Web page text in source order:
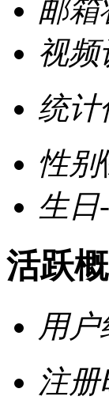
邮箱
视频
统计
性别
生日-
活跃
用户
注册